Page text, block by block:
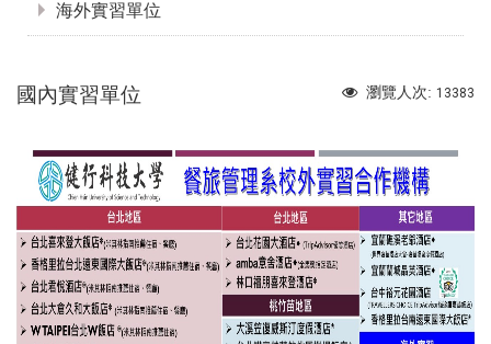
海外實習單位
瀏覽人次: 13383
國內實習單位